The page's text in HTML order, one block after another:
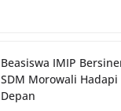
Beasiswa IMIP
SDM Morowali
Depan